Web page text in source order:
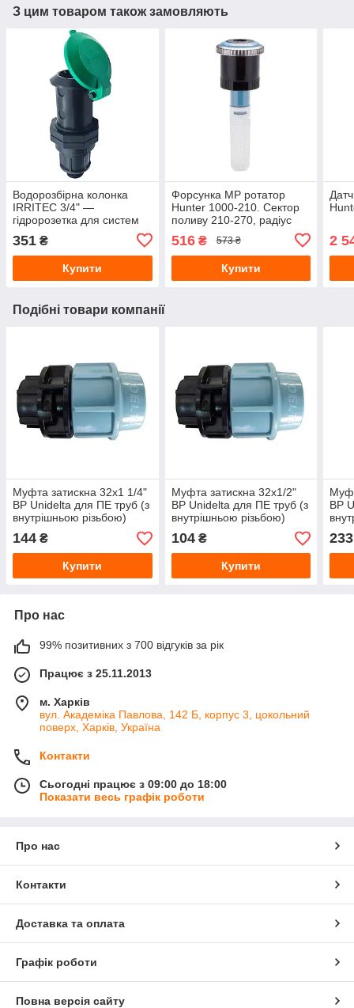
З цим товаром також замовляють
Водорозбірна колонка
IRRITEC 3/4" —
гідророзетка для систем
351 ₴
Купити
Форсунка МР ротатор
Hunter 1000-210. Сектор
поливу 210-270, радіус
516₴ 573 ₴
Купити
2
Подібні товари компанії
Муфта затискна 32х1 1/4"
ВР Unidelta для ПЕ труб (з
внутрішньою різьбою)
144 ₴
Купити
Муфта затискна 32х1/2"
ВР Unidelta для ПЕ труб (з
внутрішньою різьбою)
104₴
Купити
ВР
233
Про нас
99% позитивних з 700 відгуків за рік
Працює з 25.11.2013
м. Харків
вул. Академіка Павлова, 142 Б, корпус 3, цокольний
поверх, Харків, Україна
Контакти
Сьогодні працює з 09:00 до 18:00
Показати весь графік роботи
Про нас
Контакти
Доставка та оплата
Графік роботи
Повна версія сайту